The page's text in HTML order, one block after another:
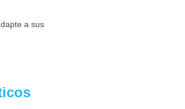
a sus